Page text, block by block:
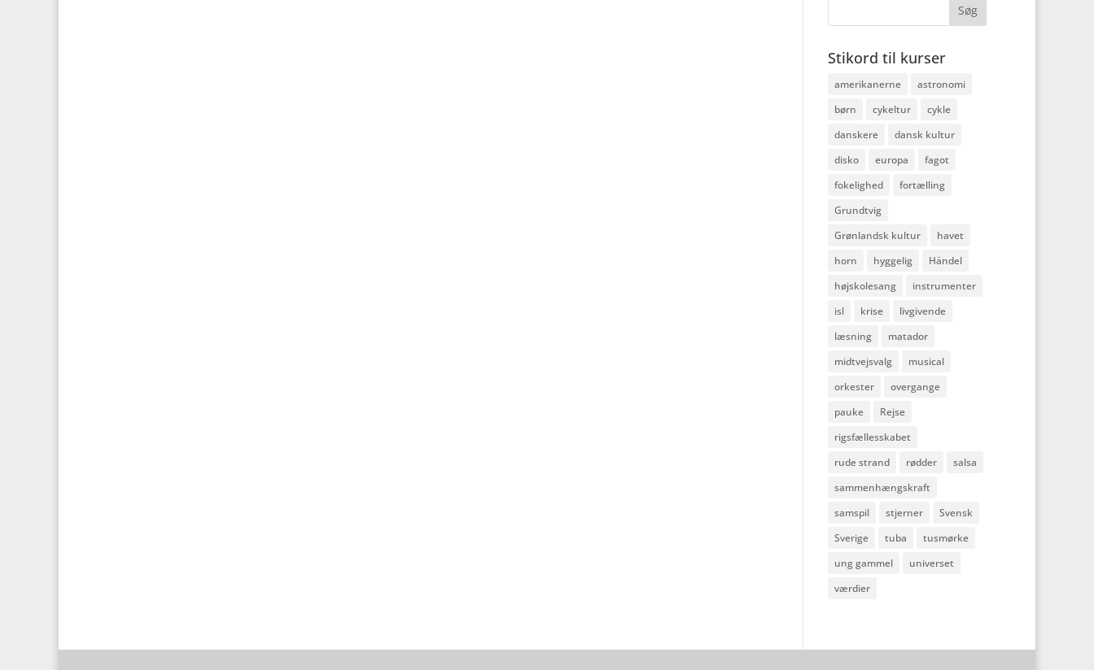
Stikord til kurser
amerikanerne
astronomi
børn
cykeltur
cykle
danskere
dansk kultur
disko
europa
fagot
fokelighed
fortælling
Grundtvig
Grønlandsk kultur
havet
horn
hyggelig
Händel
højskolesang
instrumenter
isl
krise
livgivende
læsning
matador
midtvejsvalg
musical
orkester
overgange
pauke
Rejse
rigsfællesskabet
rude strand
rødder
salsa
sammenhængskraft
samspil
stjerner
Svensk
Sverige
tuba
tusmørke
ung gammel
universet
værdier